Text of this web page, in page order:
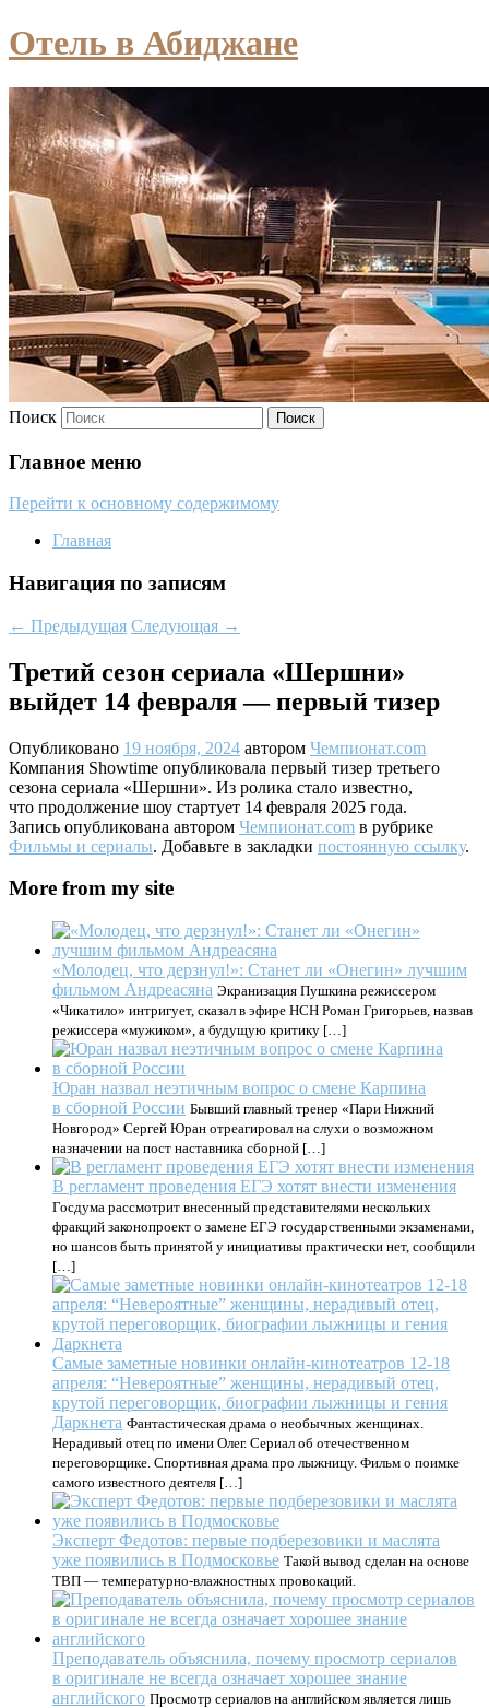
Отель в Абиджане
Поиск
Главное меню
Перейти к основному содержимому
Главная
Навигация по записям
← Предыдущая Следующая →
Третий сезон сериала «Шершни»
выйдет 14 февраля — первый тизер
Опубликовано 19 ноября, 2024 автором Чемпионат.com
Компания Showtime опубликовала первый тизер третьего
сезона сериала «Шершни». Из ролика стало известно,
что продолжение шоу стартует 14 февраля 2025 года.
Запись опубликована автором Чемпионат.com в рубрике
Фильмы и сериалы. Добавьте в закладки постоянную ссылку.
More from my site
«Молодец, что дерзнул!»: Станет ли «Онегин» лучшим
фильмом Андреасяна Экранизация Пушкина режиссером
«Чикатило» интригует, сказал в эфире НСН Роман Григорьев, назвав
режиссера «мужиком», а будущую критику […]
Юран назвал неэтичным вопрос о смене Карпина
в сборной России Бывший главный тренер «Пари Нижний
Новгород» Сергей Юран отреагировал на слухи о возможном
назначении на пост наставника сборной […]
В регламент проведения ЕГЭ хотят внести изменения
Госдума рассмотрит внесенный представителями нескольких
фракций законопроект о замене ЕГЭ государственными экзаменами,
но шансов быть принятой у инициативы практически нет, сообщили
[…]
Самые заметные новинки онлайн-кинотеатров 12-18
апреля: “Невероятные” женщины, нерадивый отец,
крутой переговорщик, биографии лыжницы и гения
Даркнета Фантастическая драма о необычных женщинах.
Нерадивый отец по имени Олег. Сериал об отечественном
переговорщике. Спортивная драма про лыжницу. Фильм о поимке
самого известного деятеля […]
Эксперт Федотов: первые подберезовики и маслята
уже появились в Подмосковье Такой вывод сделан на основе
ТВП — температурно-влажностных провокаций.
Преподаватель объяснила, почему просмотр сериалов
в оригинале не всегда означает хорошее знание
английского Просмотр сериалов на английском является лишь